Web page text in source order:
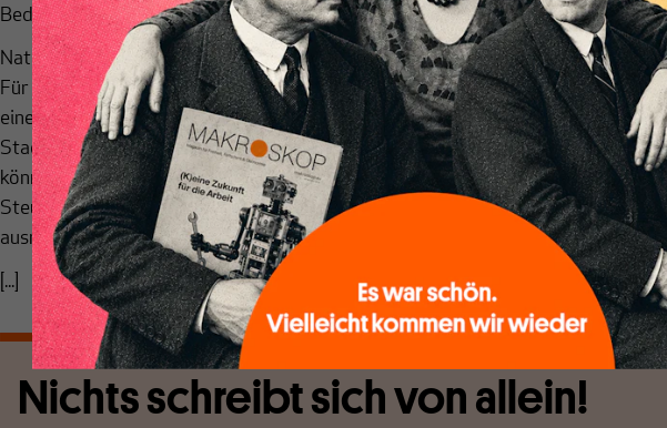
Bedürfnisse durchschnittlich gerade mal 20 Dollar ausgeben.
Natürlich ist das banal, es könnte aus dem Rechenheft einer Grundschülerin sein.
Für die begabtesten kleinen Rechner und Rechnerinnen könnte man daraus sogar
einen Dreisatz basteln und fragen, wieviel Umsatz die gleichen Menschen ihrer
Stadt bescheren, wenn sie statt 20 Dollar nur noch 15 Dollar am Tag ausgeben
können. Wer dann zuerst dicht macht und welche Infrastruktur mangels
Steueraufkommen zuerst dem Verfall anheimfällt, das lässt sich nicht mehr
ausrechnen, aber auf dem Schulweg beobachten.
[...]
Nichts schreibt sich von allein!